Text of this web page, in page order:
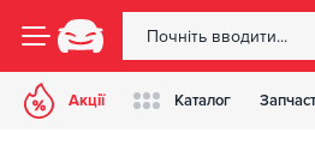
Акції Каталог